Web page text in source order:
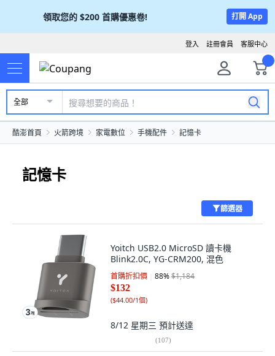
領取您的 $200 首購優惠卷! 打開 App
客服中心
註冊會員
登入
全部
酷澎首頁 火箭跨境 家電數位 手機配件 記憶卡
記憶卡
篩選器
Yoitch USB2.0 MicroSD 讀卡機
Blink2.0C, YG-CRM200, 混色
首購折扣價 88%$1,184
$132
($44.00/1個)
8/12 星期三 預計送達
(107)